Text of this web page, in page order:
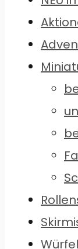
Würfel